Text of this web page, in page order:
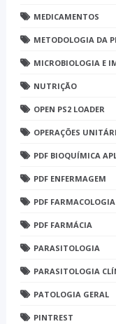
MEDICAMENTOS
METODOLOGIA DA
MICROBIOLOGIA E
NUTRIÇÃO
OPEN PS2 LOADER
OPERAÇÕES
PDF BIOQUÍMICA
PDF ENFERMAGEM
PDF
PDF FARMÁCIA
PARASITOLOGIA
PARASITOLOGIA
PATOLOGIA GERAL
PINTREST